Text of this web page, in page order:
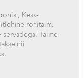
Kesk-
ronitaim.
Taime
nii